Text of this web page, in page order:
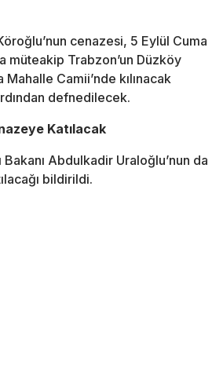
cenazesi, 5 Eylül Cuma
müteakip Trabzon’un Düzköy
Mahalle Camii’nde kılınacak
defnedilecek.
Katılacak
Bakanı Abdulkadir Uraloğlu’nun da
bildirildi.